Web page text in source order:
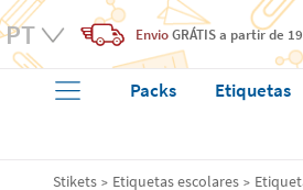
EnvioGRÁTISa partir de
Packs Etiquetas
Stikets Etiquetas escolares